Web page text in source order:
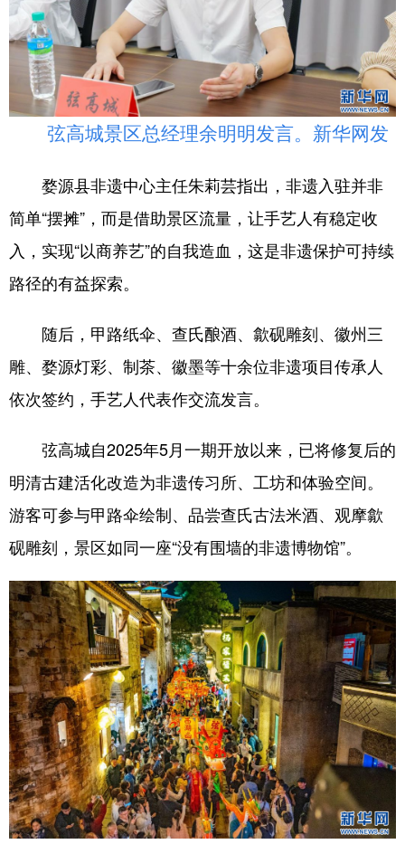
弦高城景区总经理余明明发言。新华网发
婺源县非遗中心主任朱莉芸指出，非遗入驻并非
简单“摆摊”，而是借助景区流量，让手艺人有稳定收
入，实现“以商养艺”的自我造血，这是非遗保护可持续
路径的有益探索。
随后，甲路纸伞、查氏酿酒、歙砚雕刻、徽州三
雕、婺源灯彩、制茶、徽墨等十余位非遗项目传承人
依次签约，手艺人代表作交流发言。
弦高城自2025年5月一期开放以来，已将修复后的
明清古建活化改造为非遗传习所、工坊和体验空间。
游客可参与甲路伞绘制、品尝查氏古法米酒、观摩歙
砚雕刻，景区如同一座“没有围墙的非遗博物馆”。